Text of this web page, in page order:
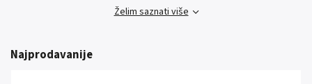
Želim saznati više
Najprodavanije